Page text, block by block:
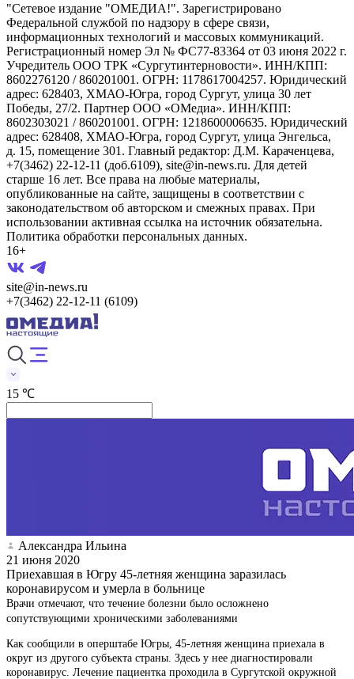
"Сетевое издание "ОМЕДИА!". Зарегистрировано
Федеральной службой по надзору в сфере связи,
информационных технологий и массовых коммуникаций.
Регистрационный номер Эл № ФС77-83364 от 03 июня 2022 г.
Учредитель ООО ТРК «Сургутинтерновости». ИНН/КПП:
8602276120 / 860201001. ОГРН: 1178617004257. Юридический
адрес: 628403, ХМАО-Югра, город Сургут, улица 30 лет
Победы, 27/2. Партнер ООО «ОМедиа». ИНН/КПП:
8602303021 / 860201001. ОГРН: 1218600006635. Юридический
адрес: 628408, ХМАО-Югра, город Сургут, улица Энгельса,
д. 15, помещение 301. Главный редактор: Д.М. Караченцева,
+7(3462) 22-12-11 (доб.6109), site@in-news.ru. Для детей
старше 16 лет. Все права на любые материалы,
опубликованные на сайте, защищены в соответствии с
законодательством об авторском и смежных правах. При
использовании активная ссылка на источник обязательна.
Политика обработки персональных данных.
16+
site@in-news.ru
+7(3462) 22-12-11 (6109)
15 ℃
Александра Ильина
21 июня 2020
Приехавшая в Югру 45-летняя женщина заразилась
коронавирусом и умерла в больнице
Врачи отмечают, что течение болезни было осложнено
сопутствующими хроническими заболеваниями
Как сообщили в оперштабе Югры, 45-летняя женщина приехала в
округ из другого субъекта страны. Здесь у нее диагностировали
коронавирус. Лечение пациентка проходила в Сургутской окружной